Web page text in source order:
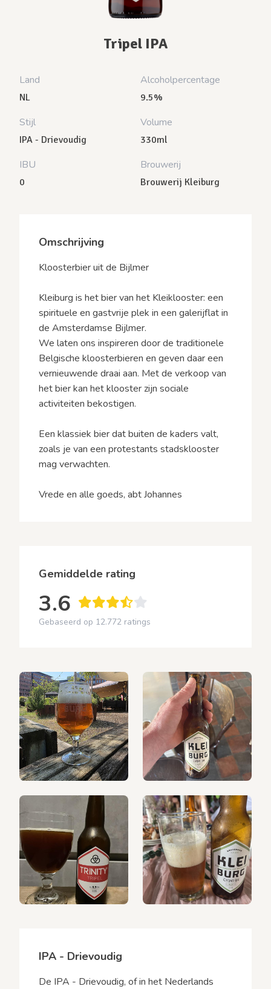
Tripel IPA
Land
NL
Alcoholpercentage
9.5%
Stijl
IPA - Drievoudig
Volume
330ml
IBU
0
Brouwerij
Brouwerij Kleiburg
Omschrijving
Kloosterbier uit de Bijlmer
Kleiburg is het bier van het Kleiklooster: een
spirituele en gastvrije plek in een galerijflat in
de Amsterdamse Bijlmer.
We laten ons inspireren door de traditionele
Belgische kloosterbieren en geven daar een
vernieuwende draai aan. Met de verkoop van
het bier kan het klooster zijn sociale
activiteiten bekostigen.
Een klassiek bier dat buiten de kaders valt,
zoals je van een protestants stadsklooster
mag verwachten.
Vrede en alle goeds, abt Johannes
Gemiddelde rating
3.6
Gebaseerd op 12.772 ratings
IPA - Drievoudig
De IPA - Drievoudig, of in het Nederlands